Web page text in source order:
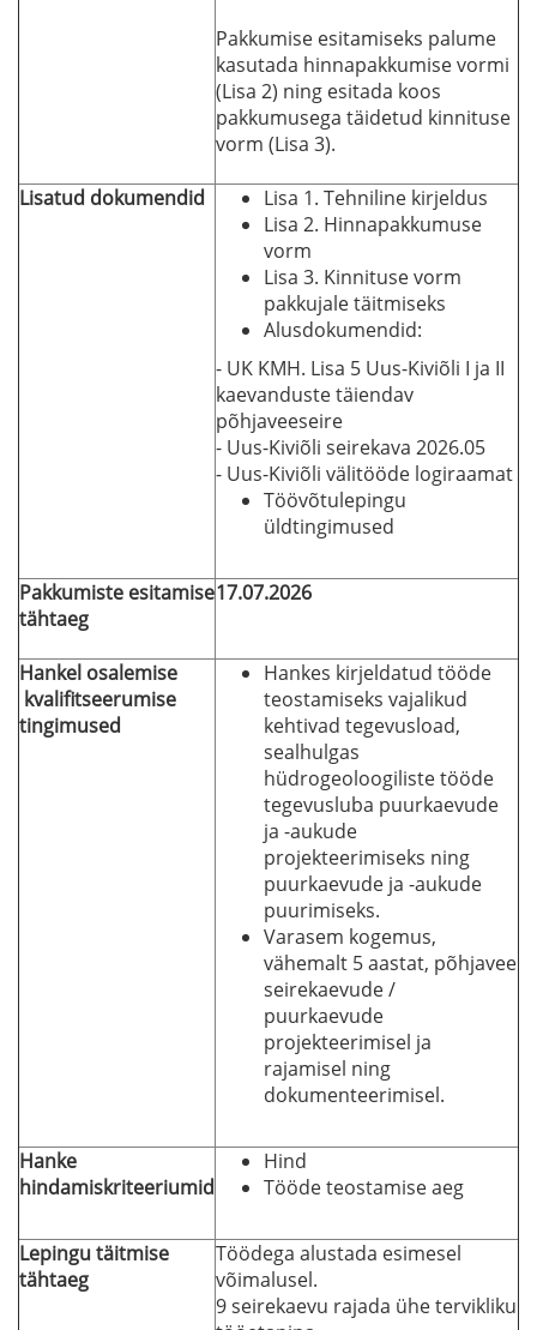
Pakkumise esitamiseks palume
kasutada hinnapakkumise vormi
(Lisa 2) ning esitada koos
pakkumusega täidetud kinnituse
vorm (Lisa 3).
Lisatud dokumendid
Lisa 1. Tehniline kirjeldus
Lisa 2. Hinnapakkumuse
vorm
Lisa 3. Kinnituse vorm
pakkujale täitmiseks
Alusdokumendid:
- UK KMH. Lisa 5 Uus-Kiviõli I ja II
kaevanduste täiendav
põhjaveeseire
- Uus-Kiviõli seirekava 2026.05
- Uus-Kiviõli välitööde logiraamat
Töövõtulepingu
üldtingimused
Pakkumiste esitamise
tähtaeg
17.07.2026
Hankel osalemise
kvalifitseerumise
tingimused
Hankes kirjeldatud tööde
teostamiseks vajalikud
kehtivad tegevusload,
sealhulgas
hüdrogeoloogiliste tööde
tegevusluba puurkaevude
ja -aukude
projekteerimiseks ning
puurkaevude ja -aukude
puurimiseks.
Varasem kogemus,
vähemalt 5 aastat, põhjavee
seirekaevude /
puurkaevude
projekteerimisel ja
rajamisel ning
dokumenteerimisel.
Hanke
hindamiskriteeriumid
Hind
Tööde teostamise aeg
Lepingu täitmise
tähtaeg
Töödega alustada esimesel
võimalusel.
9 seirekaevu rajada ühe tervikliku